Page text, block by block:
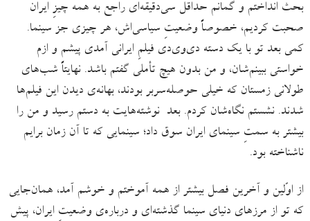
بحث انداختم و گمانم حداقل سی‌دقیقه‌ای راجع به همه چیزِ ایران
صحبت کردیم، خصوصاً وضعیتِ سیاسی‌اش، هر چیزی جز سینما.
کمی بعد تو با یک دسته دی‌وی‌دی فیلمِ ایرانی آمدی پیشم و ازم
خواستی ببینم‌شان، و من بدون هیچ تأملی گفتم باشد. نهایتاً شب‌های
طولانی زمستان که خیلی حوصله‌سربر بودند، بهانه‌ی دیدن این فیلم‌ها
شدند. نشستم نگاه‌شان کردم. بعد نوشته‌هایت به دستم رسید و من را
بیشتر به سمتِ سینمای ایران سوق داد؛ سینمایی که تا آن زمان برایم
ناشناخته بود.
از اوّلین و آخرین فصل بیشتر از همه آموختم و خوشم آمد،‌ همان‌جایی
که تو از مرزهای دنیای سینما گذشته‌ای و درباره‌ی وضعیتِ ایران، پیش